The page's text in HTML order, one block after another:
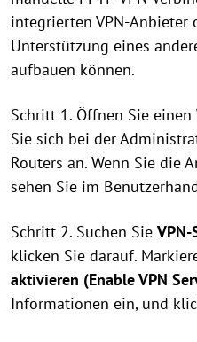
integrierten VPN-Anbieter
Unterstützung eines
aufbauen können.
Schritt 1. Öffnen Sie
Sie sich bei der
Routers an. Wenn Sie die
sehen Sie im
Schritt 2. Suchen Sie VPN-
klicken Sie darauf.
aktivieren (Enable VPN
Informationen ein, und